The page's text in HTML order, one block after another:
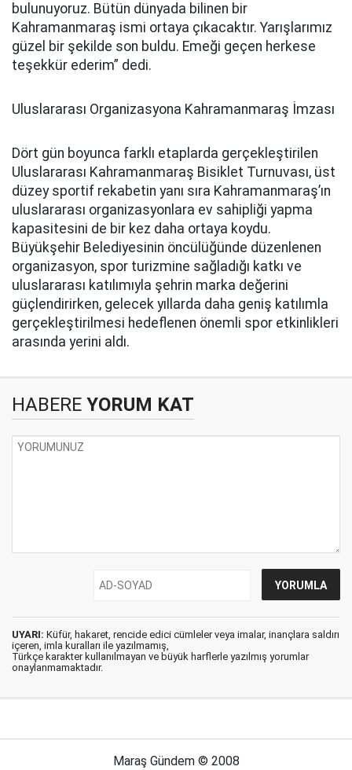
bulunuyoruz. Bütün dünyada bilinen bir
Kahramanmaraş ismi ortaya çıkacaktır. Yarışlarımız
güzel bir şekilde son buldu. Emeği geçen herkese
teşekkür ederim” dedi.
Uluslararası Organizasyona Kahramanmaraş İmzası
Dört gün boyunca farklı etaplarda gerçekleştirilen
Uluslararası Kahramanmaraş Bisiklet Turnuvası, üst
düzey sportif rekabetin yanı sıra Kahramanmaraş’ın
uluslararası organizasyonlara ev sahipliği yapma
kapasitesini de bir kez daha ortaya koydu.
Büyükşehir Belediyesinin öncülüğünde düzenlenen
organizasyon, spor turizmine sağladığı katkı ve
uluslararası katılımıyla şehrin marka değerini
güçlendirirken, gelecek yıllarda daha geniş katılımla
gerçekleştirilmesi hedeflenen önemli spor etkinlikleri
arasında yerini aldı.
HABERE YORUM KAT
UYARI: Küfür, hakaret, rencide edici cümleler veya imalar, inançlara saldırı
içeren, imla kuralları ile yazılmamış,
Türkçe karakter kullanılmayan ve büyük harflerle yazılmış yorumlar
onaylanmamaktadır.
Maraş Gündem © 2008